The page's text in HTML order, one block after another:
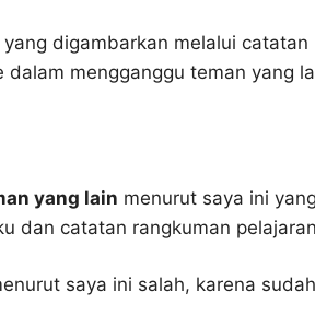
digambarkan melalui
mengganggu teman yang
yang lain menurut saya ini
dan catatan rangkuman
saya ini salah, karena